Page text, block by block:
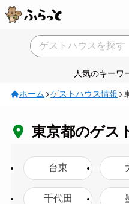
人気のキーワ
ホーム ゲストハウス情報
東京都のゲス
台東
千代田